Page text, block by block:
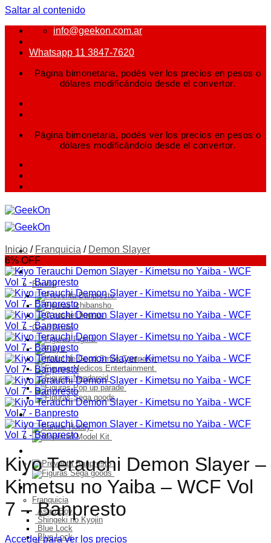
Saltar al contenido
info@geekon.com.ar
Whatsapp 11 3847-7620
Página bimonetaria, podés ver los precios en pesos o
dólares modificándolo desde el convertor.
Página bimonetaria, podés ver los precios en pesos o
dólares modificándolo desde el convertor.
FIGURAS
Bandai
Good Smile
Model Kit
Franquicia
Franquicia
Astro Boy
Shingeki no Kyojin
Blue Lock
Blue Lock
Inicio / Franquicia / Demon Slayer
6% OFF
Kiyo Terauchi Demon Slayer –
Kimetsu no Yaiba – WCF Vol
7 – Banpresto
Acceder para ver los precios